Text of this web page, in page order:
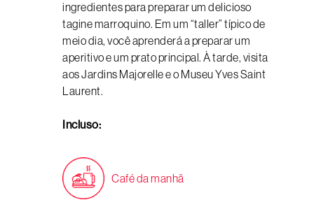
ingredientes para preparar um delicioso
tagine marroquino. Em um “taller” típico de
meio dia, você aprenderá a preparar um
aperitivo e um prato principal. À tarde, visita
aos Jardins Majorelle e o Museu Yves Saint
Laurent.
Incluso:
Café da manhã